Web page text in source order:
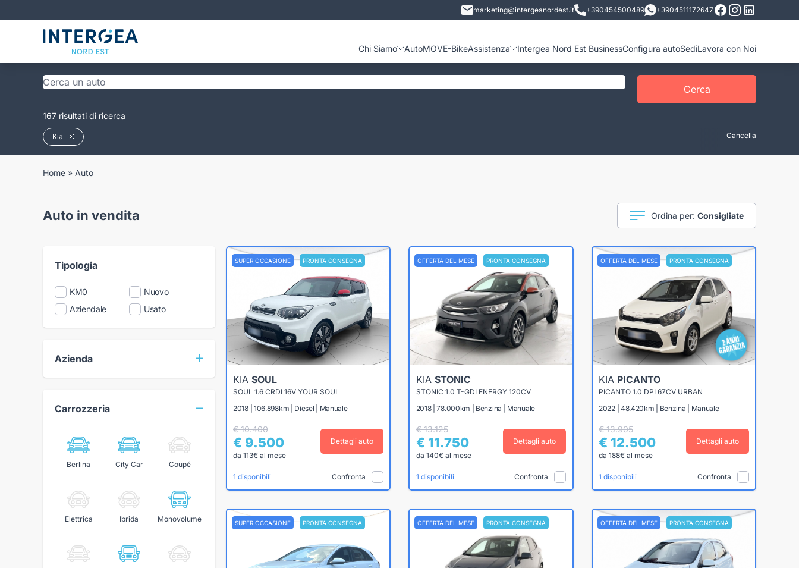
marketing@intergeanordest.it +390454500489 +3904511172647
Chi Siamo AutoMOVE-BikeAssistenza Intergea Nord Est BusinessConfigura autoSediLavora con Noi
Cerca
167 risultati di ricerca
Kia Cancella
Home » Auto
Auto in vendita Ordina per: Consigliate
Tipologia
KM0
Nuovo
Aziendale
Usato
Azienda
Carrozzeria
Berlina City Car Coupé
Elettrica Ibrida Monovolume
SUPER OCCASIONE PRONTA CONSEGNA
KIA SOUL
SOUL 1.6 CRDI 16V YOUR SOUL
2018 | 106.898km | Diesel | Manuale
€ 10.400
€ 9.500
da 113€ al mese
Dettagli auto
1 disponibili Confronta
OFFERTA DEL MESE PRONTA CONSEGNA
KIA STONIC
STONIC 1.0 T-GDI ENERGY 120CV
2018 | 78.000km | Benzina | Manuale
€ 13.125
€ 11.750
da 140€ al mese
Dettagli auto
1 disponibili Confronta
OFFERTA DEL MESE PRONTA CONSEGNA
KIA PICANTO
PICANTO 1.0 DPI 67CV URBAN
2022 | 48.420km | Benzina | Manuale
€ 13.905
€ 12.500
da 188€ al mese
Dettagli auto
1 disponibili Confronta
SUPER OCCASIONE PRONTA CONSEGNA OFFERTA DEL MESE PRONTA CONSEGNA OFFERTA DEL MESE PRONTA CONSEGNA